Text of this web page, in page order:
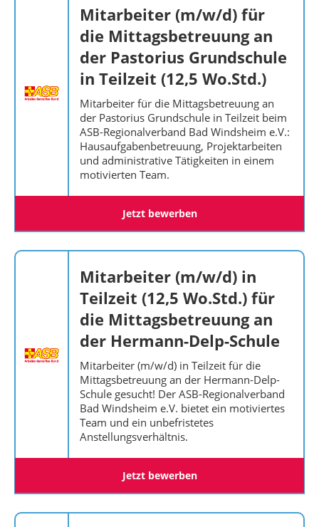
Mitarbeiter (m/w/d) für
die Mittagsbetreuung an
der Pastorius Grundschule
in Teilzeit (12,5 Wo.Std.)
Mitarbeiter für die Mittagsbetreuung an
der Pastorius Grundschule in Teilzeit beim
ASB-Regionalverband Bad Windsheim e.V.:
Hausaufgabenbetreuung, Projektarbeiten
und administrative Tätigkeiten in einem
motivierten Team.
Jetzt bewerben
Mitarbeiter (m/w/d) in
Teilzeit (12,5 Wo.Std.) für
die Mittagsbetreuung an
der Hermann-Delp-Schule
Mitarbeiter (m/w/d) in Teilzeit für die
Mittagsbetreuung an der Hermann-Delp-
Schule gesucht! Der ASB-Regionalverband
Bad Windsheim e.V. bietet ein motiviertes
Team und ein unbefristetes
Anstellungsverhältnis.
Jetzt bewerben